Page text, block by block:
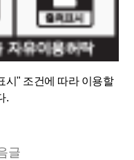
시" 조건에 따라 이용할
.
글